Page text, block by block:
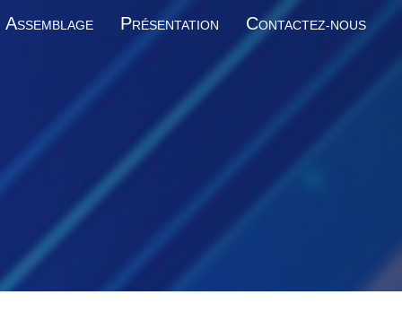
ASSEMBLAGE PRÉSENTATION CONTACTEZ-NOUS